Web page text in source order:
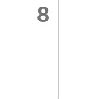
8